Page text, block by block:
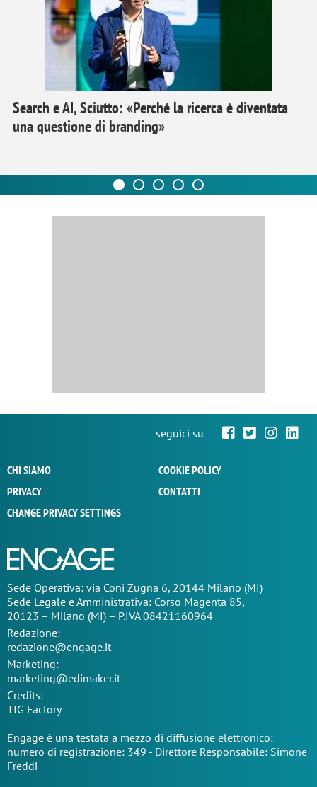
Search e AI, Sciutto: «Perché la ricerca è diventata
una questione di branding»
seguici su
CHI SIAMO
COOKIE POLICY
PRIVACY
CONTATTI
CHANGE PRIVACY SETTINGS
Sede Operativa: via Coni Zugna 6, 20144 Milano (MI)
Sede Legale e Amministrativa: Corso Magenta 85,
20123 – Milano (MI) – P.IVA 08421160964
Redazione:
redazione@engage.it
Marketing:
marketing@edimaker.it
Credits:
TIG Factory
Engage è una testata a mezzo di diffusione elettronico:
numero di registrazione: 349 - Direttore Responsabile: Simone
Freddi